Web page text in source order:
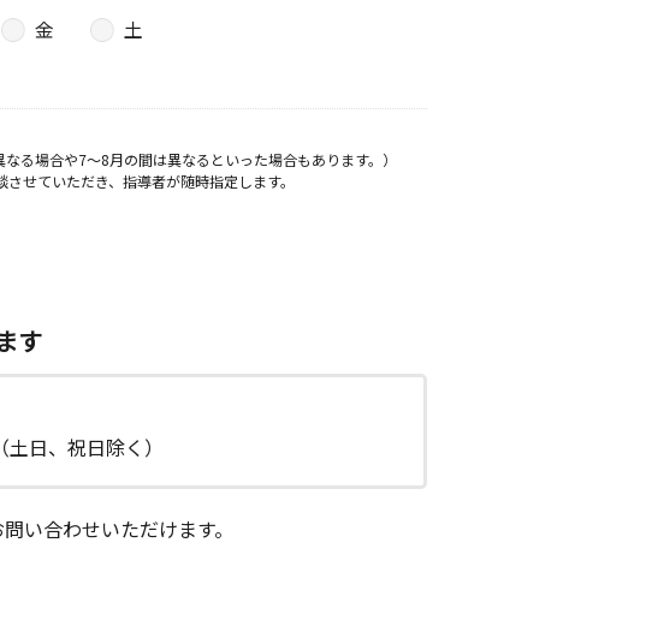
金
土
る場合や7～8月の間は異なるといった場合もあります。）
せていただき、指導者が随時指定します。
す
日、祝日除く）
い合わせいただけます。